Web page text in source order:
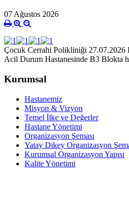
07 Ağustos 2026
Çocuk Cerrahi Polikliniği 27.07.2026
Acil Durum Hastanesinde B3 Blokta
Kurumsal
Hastanemiz
Misyon & Vizyon
Temel İlke ve Değerler
Hastane Yönetimi
Organizasyon Şeması
Yatay Dikey Organizasyon
Kurumsal Organizasyon Yapısı
Kalite Yönetimi